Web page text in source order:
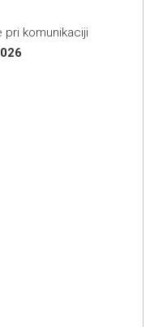
pri komunikaciji